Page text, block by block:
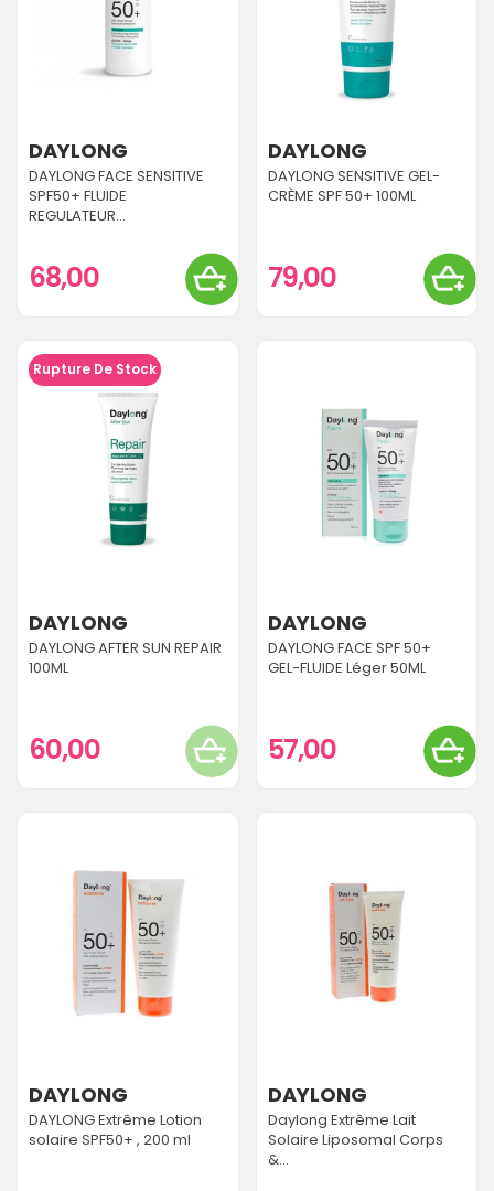
DAYLONG
DAYLONG FACE SENSITIVE
SPF50+ FLUIDE
REGULATEUR...
68,00
DAYLONG
DAYLONG SENSITIVE GEL-
CRÈME SPF 50+ 100ML
79,00
Rupture De Stock
DAYLONG
DAYLONG AFTER SUN REPAIR
100ML
60,00
DAYLONG
DAYLONG FACE SPF 50+
GEL-FLUIDE Léger 50ML
57,00
DAYLONG
DAYLONG Extrême Lotion
solaire SPF50+ , 200 ml
DAYLONG
Daylong Extrême Lait
Solaire Liposomal Corps
&...